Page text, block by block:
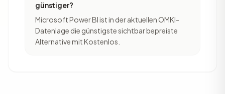
günstiger?
Microsoft Power BI ist in der aktuellen OMKI-
Datenlage die günstigste sichtbar bepreiste
Alternative mit Kostenlos.